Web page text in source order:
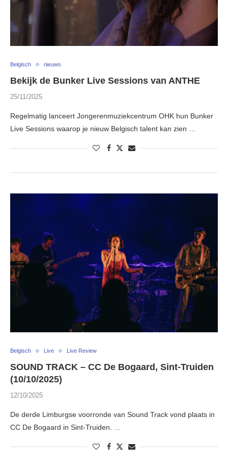
Belgisch nieuws
Bekijk de Bunker Live Sessions van ANTHE
25/11/2025
Regelmatig lanceert Jongerenmuziekcentrum OHK hun Bunker
Live Sessions waarop je nieuw Belgisch talent kan zien …
Belgisch Live Live Review
SOUND TRACK – CC De Bogaard, Sint-Truiden
(10/10/2025)
12/10/2025
De derde Limburgse voorronde van Sound Track vond plaats in
CC De Bogaard in Sint-Truiden. …